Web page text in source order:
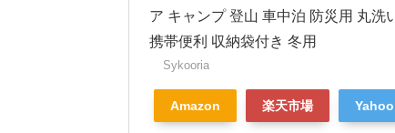
ア キャンプ 登山 車中泊 防災用 丸
携帯便利 収納袋付き 冬用
Sykooria
Amazon 楽天市場